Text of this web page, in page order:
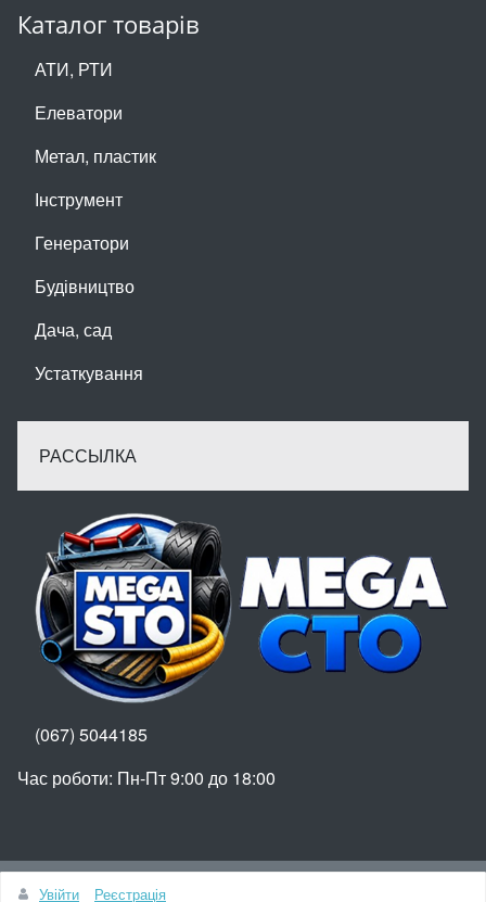
Каталог товарів
АТИ, РТИ
Елеватори
Метал, пластик
Інструмент
Генератори
Будівництво
Дача, сад
Устаткування
РАССЫЛКА
(067) 5044185
Час роботи: Пн-Пт 9:00 до 18:00
Увійти Реєстрація